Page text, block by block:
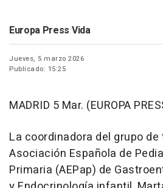
Europa Press Vida
Jueves, 5 marzo 2026
Publicado: 15:25
MADRID 5 Mar. (EUROPA
La coordinadora del grupo
Asociación Española de
Primaria (AEPap) de